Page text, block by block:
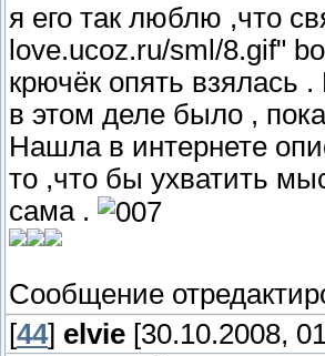
я его так люблю ,что
love.ucoz.ru/sml/8.gif"
крючёк опять взялась
в этом деле было ,
Нашла в интернете
то ,что бы ухватить
сама .
Сообщение
[44] elvie [30.10.2008,